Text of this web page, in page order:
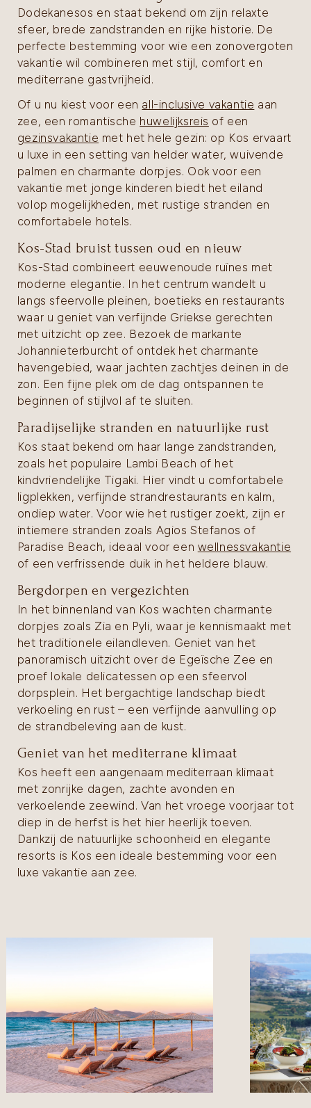
Dodekanesos en staat bekend om zijn relaxte
sfeer, brede zandstranden en rijke historie. De
perfecte bestemming voor wie een zonovergoten
vakantie wil combineren met stijl, comfort en
mediterrane gastvrijheid.
Of u nu kiest voor een all-inclusive vakantie aan
zee, een romantische huwelijksreis of een
gezinsvakantie met het hele gezin: op Kos ervaart
u luxe in een setting van helder water, wuivende
palmen en charmante dorpjes. Ook voor een
vakantie met jonge kinderen biedt het eiland
volop mogelijkheden, met rustige stranden en
comfortabele hotels.
Kos-Stad bruist tussen oud en nieuw
Kos-Stad combineert eeuwenoude ruïnes met
moderne elegantie. In het centrum wandelt u
langs sfeervolle pleinen, boetieks en restaurants
waar u geniet van verfijnde Griekse gerechten
met uitzicht op zee. Bezoek de markante
Johannieterburcht of ontdek het charmante
havengebied, waar jachten zachtjes deinen in de
zon. Een fijne plek om de dag ontspannen te
beginnen of stijlvol af te sluiten.
Paradijselijke stranden en natuurlijke rust
Kos staat bekend om haar lange zandstranden,
zoals het populaire Lambi Beach of het
kindvriendelijke Tigaki. Hier vindt u comfortabele
ligplekken, verfijnde strandrestaurants en kalm,
ondiep water. Voor wie het rustiger zoekt, zijn er
intiemere stranden zoals Agios Stefanos of
Paradise Beach, ideaal voor een wellnessvakantie
of een verfrissende duik in het heldere blauw.
Bergdorpen en vergezichten
In het binnenland van Kos wachten charmante
dorpjes zoals Zia en Pyli, waar je kennismaakt met
het traditionele eilandleven. Geniet van het
panoramisch uitzicht over de Egeïsche Zee en
proef lokale delicatessen op een sfeervol
dorpsplein. Het bergachtige landschap biedt
verkoeling en rust – een verfijnde aanvulling op
de strandbeleving aan de kust.
Geniet van het mediterrane klimaat
Kos heeft een aangenaam mediterraan klimaat
met zonrijke dagen, zachte avonden en
verkoelende zeewind. Van het vroege voorjaar tot
diep in de herfst is het hier heerlijk toeven.
Dankzij de natuurlijke schoonheid en elegante
resorts is Kos een ideale bestemming voor een
luxe vakantie aan zee.